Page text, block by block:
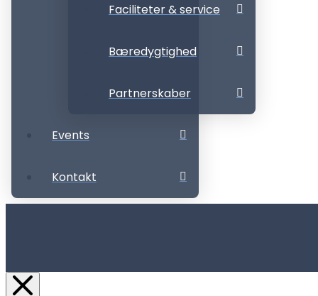
Faciliteter & service
Bæredygtighed
Partnerskaber
Events
Kontakt